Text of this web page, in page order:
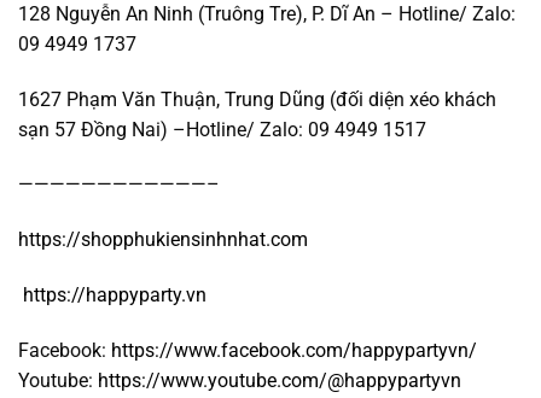
128 Nguyễn An Ninh (Truông Tre), P. Dĩ An – Hotline/ Zalo:
09 4949 1737
1627 Phạm Văn Thuận, Trung Dũng (đối diện xéo khách
sạn 57 Đồng Nai) –Hotline/ Zalo: 09 4949 1517
————————————–
https://shopphukiensinhnhat.com
https://happyparty.vn
Facebook: https://www.facebook.com/happypartyvn/
Youtube: https://www.youtube.com/@happypartyvn